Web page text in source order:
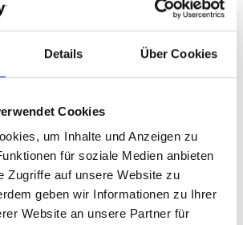
Details Über Cookies
Cookies
um Inhalte und Anzeigen zu
für soziale Medien anbieten
Zugriffe auf unsere Website zu
geben wir Informationen zu Ihrer
Website an unsere Partner für
bei der Suche nach
für umgerüstete
gelten dieselben Vorschriften
Autos. Alle Fahrzeuge
Crashvorschriften und